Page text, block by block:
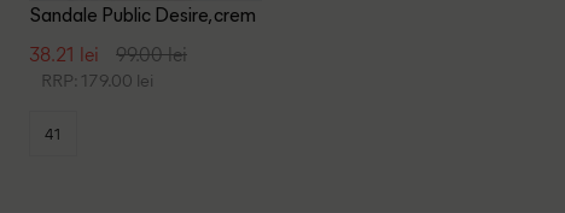
Sandale Public Desire, crem
38.21 lei 99.00 lei
RRP: 179.00 lei
41